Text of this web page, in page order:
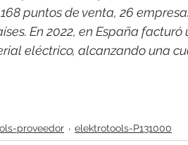
puntos de venta, 26
En 2022, en España
eléctrico, alcanzando una
proveedor elektrotools-P131000